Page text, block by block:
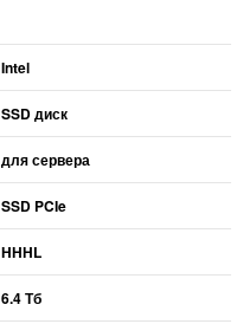
Intel
SSD диск
для сервера
SSD PCIe
HHHL
6.4 Тб